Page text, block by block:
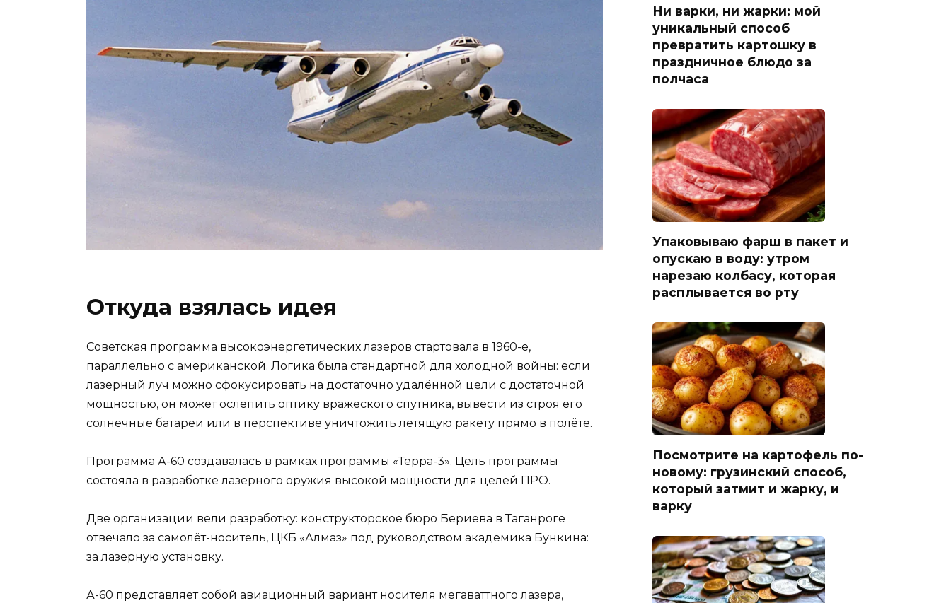
Откуда взялась идея
Советская программа высокоэнергетических лазеров стартовала в 1960-е,
параллельно с американской. Логика была стандартной для холодной войны: если
лазерный луч можно сфокусировать на достаточно удалённой цели с достаточной
мощностью, он может ослепить оптику вражеского спутника, вывести из строя его
солнечные батареи или в перспективе уничтожить летящую ракету прямо в полёте.
Программа А-60 создавалась в рамках программы «Терра-3». Цель программы
состояла в разработке лазерного оружия высокой мощности для целей ПРО.
Две организации вели разработку: конструкторское бюро Бериева в Таганроге
отвечало за самолёт-носитель, ЦКБ «Алмаз» под руководством академика Бункина:
за лазерную установку.
А-60 представляет собой авиационный вариант носителя мегаваттного лазера,
Ни варки, ни жарки: мой
уникальный способ
превратить картошку в
праздничное блюдо за
полчаса
Упаковываю фарш в пакет и
опускаю в воду: утром
нарезаю колбасу, которая
расплывается во рту
Посмотрите на картофель по-
новому: грузинский способ,
который затмит и жарку, и
варку